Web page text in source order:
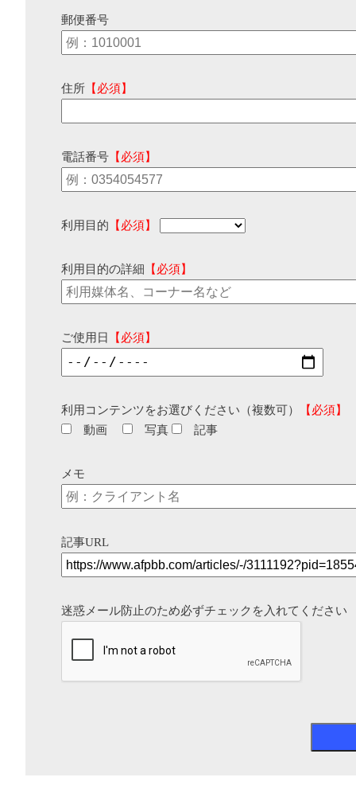
郵便番号
住所 【必須】
電話番号 【必須】
利用目的 【必須】
利用目的の詳細 【必須】
ご使用日 【必須】
利用コンテンツをお選びください（複数可）
【必須】
動画
写真 記事
メモ
記事URL
迷惑メール防止のため必ずチェックを入れてください